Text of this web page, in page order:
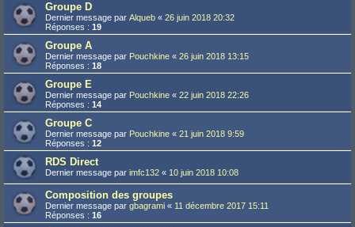
Groupe D
Dernier message par Alqueb « 26 juin 2018 20:32
Réponses : 19
Groupe A
Dernier message par Pouchkine « 26 juin 2018 13:15
Réponses : 18
Groupe E
Dernier message par Pouchkine « 22 juin 2018 22:26
Réponses : 14
Groupe C
Dernier message par Pouchkine « 21 juin 2018 9:59
Réponses : 12
RDS Direct
Dernier message par imfc132 « 10 juin 2018 10:08
Composition des groupes
Dernier message par gbagrami « 11 décembre 2017 15:11
Réponses : 16